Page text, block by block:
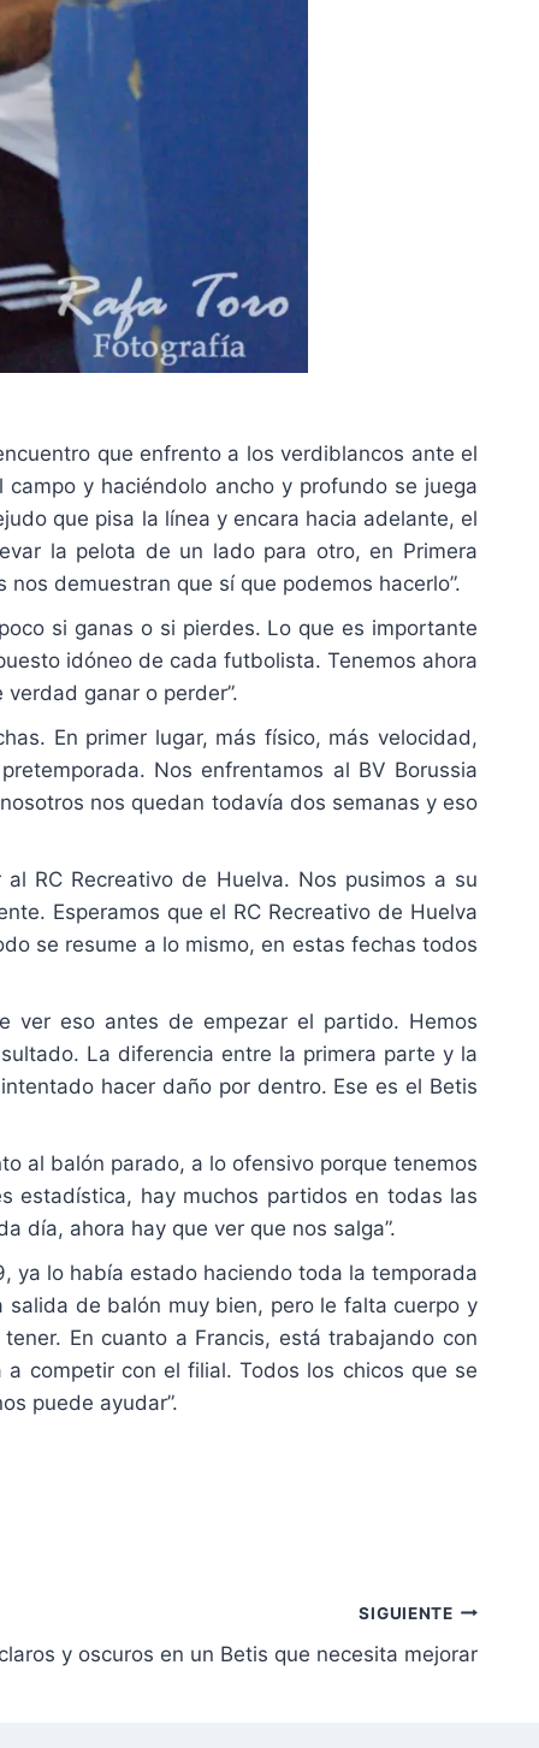
que enfrento a los verdiblancos ante el
y haciéndolo ancho y profundo se juega
que pisa la línea y encara hacia adelante, el
la pelota de un lado para otro, en Primera
demuestran que sí que podemos hacerlo”.
si ganas o si pierdes. Lo que es importante
idóneo de cada futbolista. Tenemos ahora
ganar o perder”.
En primer lugar, más físico, más velocidad,
Nos enfrentamos al BV Borussia
nos quedan todavía dos semanas y eso
RC Recreativo de Huelva. Nos pusimos a su
Esperamos que el RC Recreativo de Huelva
se resume a lo mismo, en estas fechas todos
ver eso antes de empezar el partido. Hemos
La diferencia entre la primera parte y la
hacer daño por dentro. Ese es el Betis
al balón parado, a lo ofensivo porque tenemos
estadística, hay muchos partidos en todas las
día, ahora hay que ver que nos salga”.
ya lo había estado haciendo toda la temporada
de balón muy bien, pero le falta cuerpo y
En cuanto a Francis, está trabajando con
competir con el filial. Todos los chicos que se
puede ayudar”.
SIGUIENTE
y oscuros en un Betis que necesita mejorar